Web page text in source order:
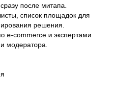
после митапа.
список площадок для
решения.
e-commerce и экспертами
модератора.